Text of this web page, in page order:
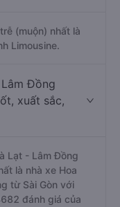
(muộn) nhất là
Limousine.
Đồng
xuất sắc,
Lạt - Lâm Đồng
là nhà xe Hoa
từ Sài Gòn với
đánh giá của